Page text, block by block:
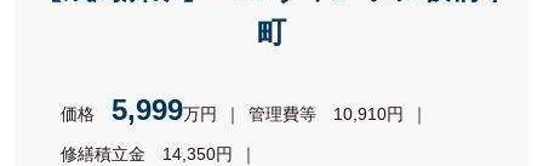
町
価格 5,999万円 管理費等 10,910円
修繕積立金
14,350円